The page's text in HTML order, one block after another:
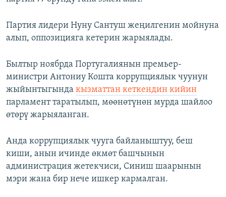
Партия лидери Нуну Сантуш жеңилгенин мойнуна
алып, оппозицияга кетерин жарыялады.
Былтыр ноябрда Португалиянын премьер-
министри Антониу Кошта коррупциялык чуунун
жыйынтыгында кызматтан кеткендин кийин
парламент таратылып, мөөнөтүнөн мурда шайлоо
өтөрү жарыяланган.
Анда коррупциялык чууга байланыштуу, беш
киши, анын ичинде өкмөт башчынын
администрация жетекчиси, Синиш шаарынын
мэри жана бир нече ишкер кармалган.